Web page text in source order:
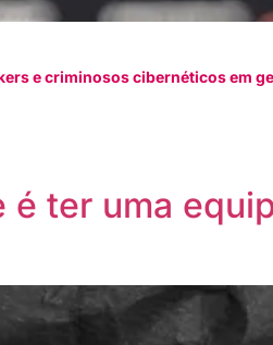
e criminosos cibernéticos em
é ter uma